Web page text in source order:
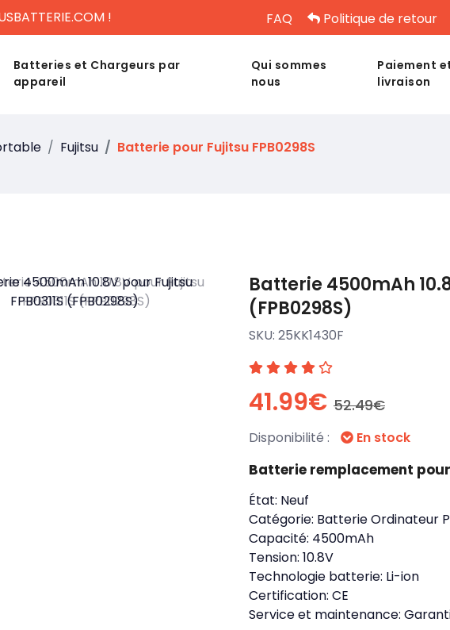
! FAQ Politique de retour
Batteries et Chargeurs par
appareil
Qui sommes
nous
Paiement
livraison
Fujitsu Batterie pour Fujitsu FPB0298S
Batterie 4500mAh
(FPB0298S)
SKU: 25KK1430F
41.99€ 52.49€
Disponibilité : En stock
Batterie remplacement
État: Neuf
Catégorie: Batterie Ordinateur
Capacité: 4500mAh
Tension: 10.8V
Technologie batterie: Li-ion
Certification: CE
Service et maintenance: